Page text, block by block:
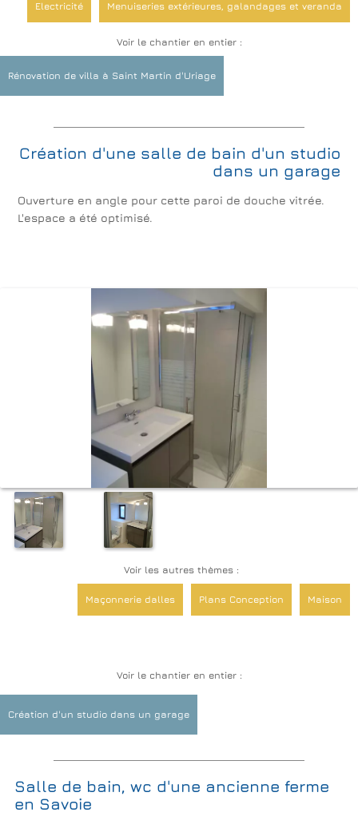
Voir le chantier en entier :
Rénovation de villa à Saint Martin d'Uriage
Menuiseries extérieures, galandages et veranda
Electricité
Voir le chantier en entier :
Création d'un studio dans un garage
Voir les autres thèmes :
Maison
Plans Conception
Maçonnerie dalles
Création d'une salle de bain d'un studio
dans un garage
Ouverture en angle pour cette paroi de douche vitrée.
L'espace a été optimisé.
Salle de bain, wc d'une ancienne ferme
en Savoie